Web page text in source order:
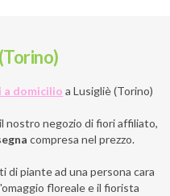
a domicilio a Lusigliè (Torino)
nostro negozio di fiori affiliato,
compresa nel prezzo.
di piante ad una persona cara
floreale e il fiorista